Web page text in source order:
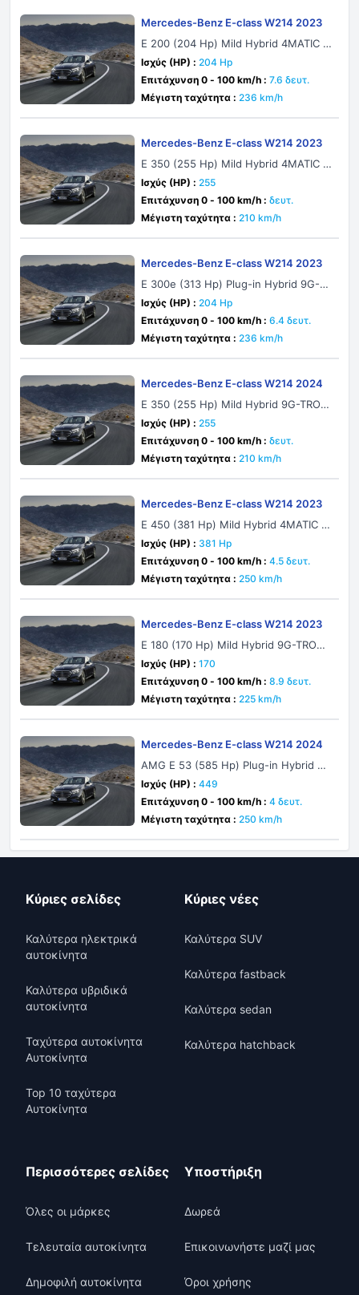
Mercedes-Benz E-class W214 2023
E 200 (204 Hp) Mild Hybrid 4MATIC 9
G-TRONIC
Ισχύς (HP) : 204 Hp
Επιτάχυνση 0 - 100 km/h : 7.6 δευτ.
Μέγιστη ταχύτητα : 236 km/h
Mercedes-Benz E-class W214 2023
E 350 (255 Hp) Mild Hybrid 4MATIC 9
G-TRONIC
Ισχύς (HP) : 255
Επιτάχυνση 0 - 100 km/h : δευτ.
Μέγιστη ταχύτητα : 210 km/h
Mercedes-Benz E-class W214 2023
E 300e (313 Hp) Plug-in Hybrid 9G-T
RONIC
Ισχύς (HP) : 204 Hp
Επιτάχυνση 0 - 100 km/h : 6.4 δευτ.
Μέγιστη ταχύτητα : 236 km/h
Mercedes-Benz E-class W214 2024
E 350 (255 Hp) Mild Hybrid 9G-TRONI
C
Ισχύς (HP) : 255
Επιτάχυνση 0 - 100 km/h : δευτ.
Μέγιστη ταχύτητα : 210 km/h
Mercedes-Benz E-class W214 2023
E 450 (381 Hp) Mild Hybrid 4MATIC 9
G-TRONIC
Ισχύς (HP) : 381 Hp
Επιτάχυνση 0 - 100 km/h : 4.5 δευτ.
Μέγιστη ταχύτητα : 250 km/h
Mercedes-Benz E-class W214 2023
E 180 (170 Hp) Mild Hybrid 9G-TRONI
C
Ισχύς (HP) : 170
Επιτάχυνση 0 - 100 km/h : 8.9 δευτ.
Μέγιστη ταχύτητα : 225 km/h
Mercedes-Benz E-class W214 2024
AMG E 53 (585 Hp) Plug-in Hybrid 4
MATIC+ AMG SPEEDSHIFT TCT 9G
Ισχύς (HP) : 449
Επιτάχυνση 0 - 100 km/h : 4 δευτ.
Μέγιστη ταχύτητα : 250 km/h
Κύριες σελίδες
Καλύτερα ηλεκτρικά
αυτοκίνητα
Καλύτερα υβριδικά
αυτοκίνητα
Ταχύτερα αυτοκίνητα
Αυτοκίνητα
Top 10 ταχύτερα
Αυτοκίνητα
Κύριες νέες
Καλύτερα SUV
Καλύτερα fastback
Καλύτερα sedan
Καλύτερα hatchback
Περισσότερες σελίδες
Όλες οι μάρκες
Τελευταία αυτοκίνητα
Δημοφιλή αυτοκίνητα
Υποστήριξη
Δωρεά
Επικοινωνήστε μαζί μας
Όροι χρήσης